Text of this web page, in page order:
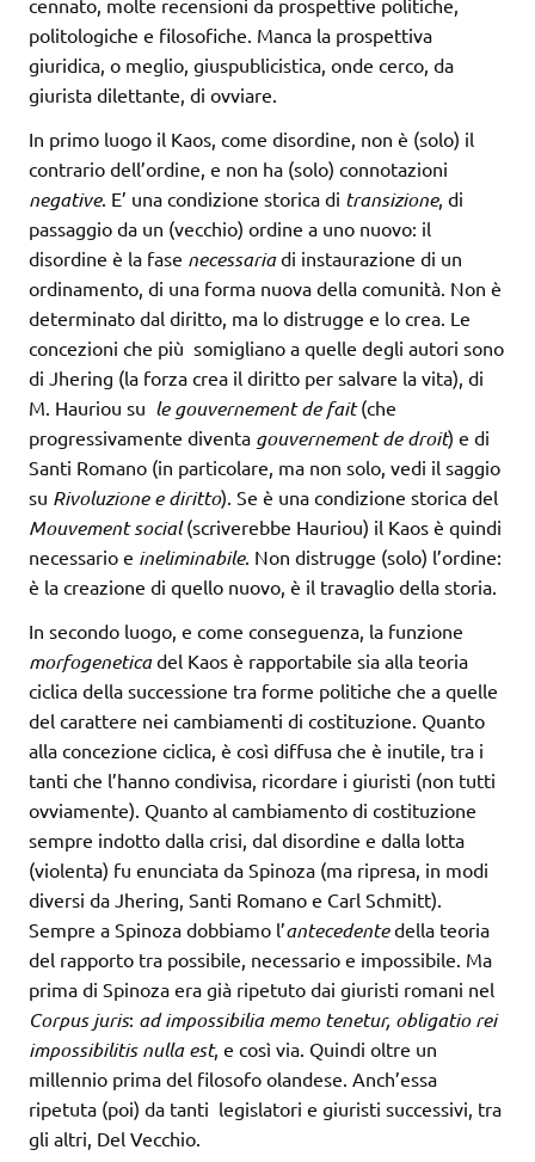
cennato, molte recensioni da prospettive politiche,
politologiche e filosofiche. Manca la prospettiva
giuridica, o meglio, giuspublicistica, onde cerco, da
giurista dilettante, di ovviare.
In primo luogo il Kaos, come disordine, non è (solo) il
contrario dell’ordine, e non ha (solo) connotazioni
negative. E’ una condizione storica di transizione, di
passaggio da un (vecchio) ordine a uno nuovo: il
disordine è la fase necessariadi instaurazione di un
ordinamento, di una forma nuova della comunità. Non è
determinato dal diritto, ma lo distrugge e lo crea. Le
concezioni che più somigliano a quelle degli autori sono
di Jhering (la forza crea il diritto per salvare la vita), di
M. Hauriou su le gouvernement de fait(che
progressivamente diventa gouvernement de droit) e di
Santi Romano (in particolare, ma non solo, vedi il saggio
su Rivoluzione e diritto). Se è una condizione storica del
Mouvement social(scriverebbe Hauriou) il Kaos è quindi
necessario e ineliminabile. Non distrugge (solo) l’ordine:
è la creazione di quello nuovo, è il travaglio della storia.
In secondo luogo, e come conseguenza, la funzione
morfogeneticadel Kaos è rapportabile sia alla teoria
ciclica della successione tra forme politiche che a quelle
del carattere nei cambiamenti di costituzione. Quanto
alla concezione ciclica, è così diffusa che è inutile, tra i
tanti che l’hanno condivisa, ricordare i giuristi (non tutti
ovviamente). Quanto al cambiamento di costituzione
sempre indotto dalla crisi, dal disordine e dalla lotta
(violenta) fu enunciata da Spinoza (ma ripresa, in modi
diversi da Jhering, Santi Romano e Carl Schmitt).
Sempre a Spinoza dobbiamo l’antecedentedella teoria
del rapporto tra possibile, necessario e impossibile. Ma
prima di Spinoza era già ripetuto dai giuristi romani nel
Corpus juris: ad impossibilia memo tenetur, obligatio rei
impossibilitis nulla est, e così via. Quindi oltre un
millennio prima del filosofo olandese. Anch’essa
ripetuta (poi) da tanti legislatori e giuristi successivi, tra
gli altri, Del Vecchio.